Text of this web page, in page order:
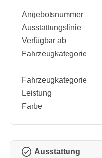
Angebotsnummer
Ausstattungslinie
Verfügbar ab
Fahrzeugkategorie
Fahrzeugkategorie
Leistung
Farbe
Ausstattung